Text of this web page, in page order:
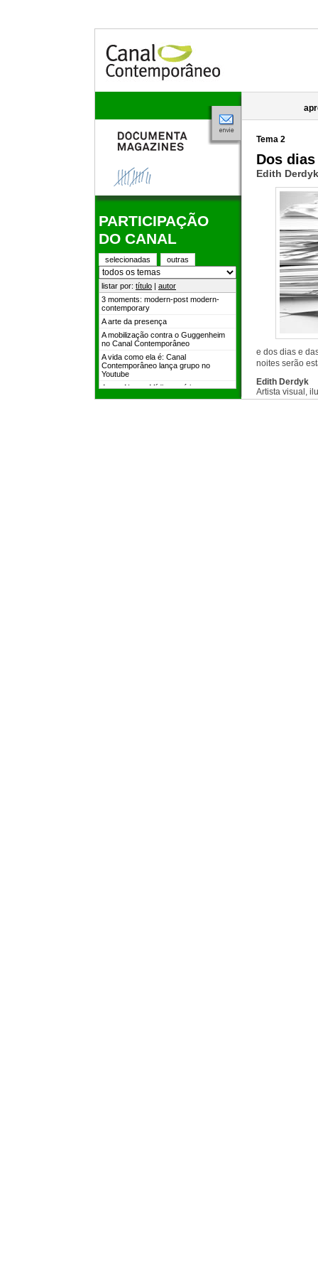
PARTICIPAÇÃO
DO CANAL
selecionadas outras
Tema 2
Dos
Edith Derdyk
e dos dias e
noites serão
Edith Derdyk
Artista visual,
umja poética